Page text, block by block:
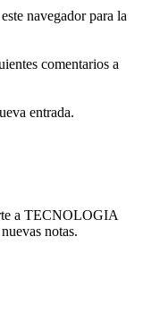
navegador para la
comentarios a
entrada.
a TECNOLOGIA
notas.